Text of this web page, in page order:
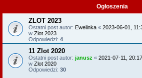
Ogłoszenia
ZLOT 2023
Ostatni post autor: Ewelinka « 2023-06-01,
w Zlot 2023
Odpowiedzi: 4
11 Zlot 2020
Ostatni post autor: janusz « 2021-07-11, 20:17
w Zlot 2020
Odpowiedzi: 30